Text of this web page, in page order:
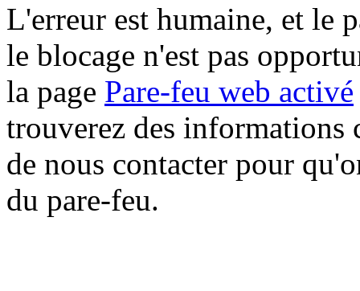
L'erreur est humaine, et le
le blocage n'est pas
la page Pare-feu web activé
trouverez des informations
de nous contacter pour
du pare-feu.